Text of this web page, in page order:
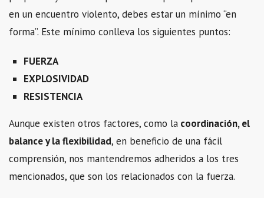
en un encuentro violento, debes estar un mínimo “en
forma”. Este mínimo conlleva los siguientes puntos:
FUERZA
EXPLOSIVIDAD
RESISTENCIA
Aunque existen otros factores, como la coordinación, el
balance y la flexibilidad, en beneficio de una fácil
comprensión, nos mantendremos adheridos a los tres
mencionados, que son los relacionados con la fuerza.